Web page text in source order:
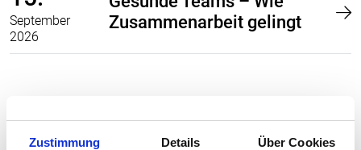
Zustimmung Details Über Cookies
September
2026
Zusammenarbeit gelingt